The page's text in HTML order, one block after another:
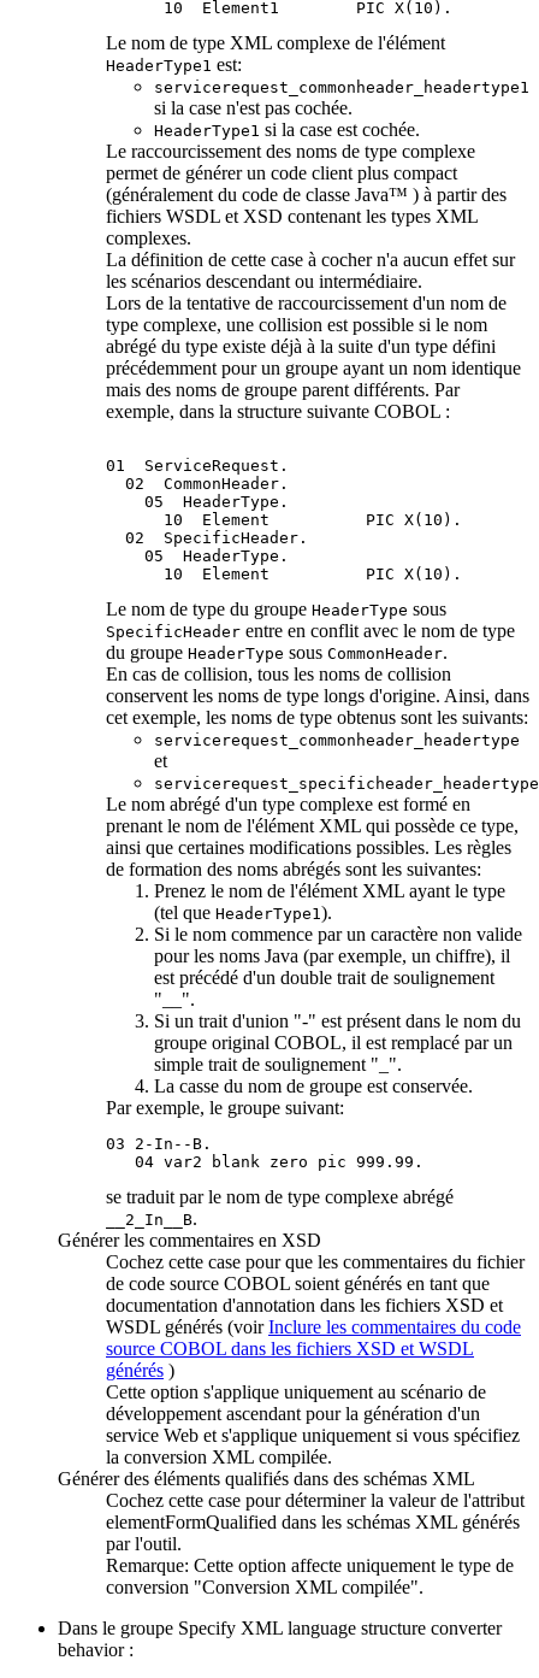
Le nom de type XML complexe de l'élément
HeaderType1 est:
servicerequest_commonheader_headertype1
si la case n'est pas cochée.
HeaderType1 si la case est cochée.
Le raccourcissement des noms de type complexe
permet de générer un code client plus compact
(généralement du code de classe Java™ ) à partir des
fichiers WSDL et XSD contenant les types XML
complexes.
La définition de cette case à cocher n'a aucun effet sur
les scénarios descendant ou intermédiaire.
Lors de la tentative de raccourcissement d'un nom de
type complexe, une collision est possible si le nom
abrégé du type existe déjà à la suite d'un type défini
précédemment pour un groupe ayant un nom identique
mais des noms de groupe parent différents. Par
exemple, dans la structure suivante COBOL :
01  ServiceRequest.
  02  CommonHeader.
    05  HeaderType.
      10  Element          PIC X(10).
  02  SpecificHeader.
    05  HeaderType.
Le nom de type du groupe HeaderType sous
SpecificHeader entre en conflit avec le nom de type
du groupe HeaderType sous CommonHeader.
En cas de collision, tous les noms de collision
conservent les noms de type longs d'origine. Ainsi, dans
cet exemple, les noms de type obtenus sont les suivants:
servicerequest_commonheader_headertype
et
servicerequest_specificheader_headertype
Le nom abrégé d'un type complexe est formé en
prenant le nom de l'élément XML qui possède ce type,
ainsi que certaines modifications possibles. Les règles
de formation des noms abrégés sont les suivantes:
Prenez le nom de l'élément XML ayant le type
(tel que HeaderType1 ).
Si le nom commence par un caractère non valide
pour les noms Java (par exemple, un chiffre), il
est précédé d'un double trait de soulignement
"__".
Si un trait d'union "-" est présent dans le nom du
groupe original COBOL, il est remplacé par un
simple trait de soulignement "_".
La casse du nom de groupe est conservée.
Par exemple, le groupe suivant:
03 2-In--B.
   04 var2 blank zero pic 999.99.
se traduit par le nom de type complexe abrégé
__2_In__B.
Générer les commentaires en XSD
Cochez cette case pour que les commentaires du fichier
de code source COBOL soient générés en tant que
documentation d'annotation dans les fichiers XSD et
WSDL générés (voirInclure les commentaires du code
source COBOL dans les fichiers XSD et WSDL
générés )
Cette option s'applique uniquement au scénario de
développement ascendant pour la génération d'un
service Web et s'applique uniquement si vous spécifiez
la conversion XML compilée.
Générer des éléments qualifiés dans des schémas XML
Cochez cette case pour déterminer la valeur de l'attribut
elementFormQualified dans les schémas XML générés
par l'outil.
Remarque: Cette option affecte uniquement le type de
conversion "Conversion XML compilée".
Dans le groupe Specify XML language structure converter
behavior: